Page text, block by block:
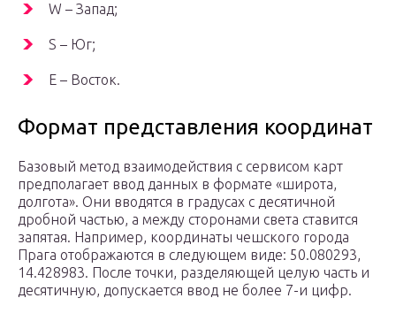
W – Запад;
S – Юг;
E – Восток.
Формат представления координат
Базовый метод взаимодействия с сервисом карт
предполагает ввод данных в формате «широта,
долгота». Они вводятся в градусах с десятичной
дробной частью, а между сторонами света ставится
запятая. Например, координаты чешского города
Прага отображаются в следующем виде: 50.080293,
14.428983. После точки, разделяющей целую часть и
десятичную, допускается ввод не более 7-и цифр.